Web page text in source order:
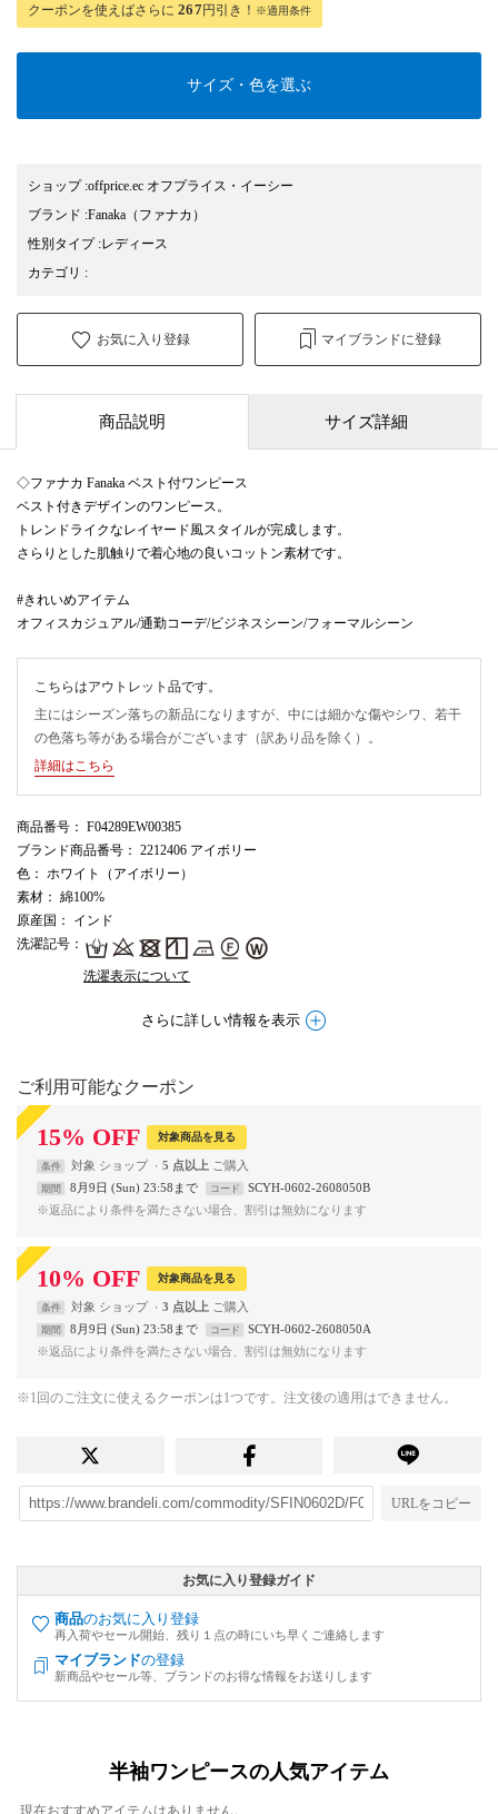
クーポンを使えばさらに 267円引き！ ※適用条件
サイズ・色を選ぶ
ショップ:offprice.ec オフプライス・イーシー
ブランド :Fanaka （ファナカ）
性別タイプ:レディース
カテゴリ :
お気に入り登録 マイブランドに登録
商品説明 サイズ詳細
◇ファナカ Fanaka ベスト付ワンピース
ベスト付きデザインのワンピース。
トレンドライクなレイヤード風スタイルが完成します。
さらりとした肌触りで着心地の良いコットン素材です。
#きれいめアイテム
オフィスカジュアル/通勤コーデ/ビジネスシーン/フォーマルシーン
こちらはアウトレット品です。
主にはシーズン落ちの新品になりますが、中には細かな傷やシワ、若干
の色落ち等がある場合がございます（訳あり品を除く）。
詳細はこちら
商品番号 ： F04289EW00385
ブランド商品番号 ： 2212406 アイボリー
色 ： ホワイト（アイボリー）
素材 ： 綿100%
原産国 ： インド
洗濯記号 ：
洗濯表示について
さらに詳しい情報を表示
ご利用可能なクーポン
15% OFF 対象商品を見る
条件 対象 ショップ 5 点以上
期間 8月9日 (Sun) 23:58まで コード
SCYH-0602-2608050B
※返品により条件を満たさない場合、割引は無効になります
10% OFF 対象商品を見る
条件 対象 ショップ 3 点以上
期間 8月9日 (Sun) 23:58まで コード
SCYH-0602-2608050A
※返品により条件を満たさない場合、割引は無効になります
※1回のご注文に使えるクーポンは1つです。注文後の適用はできません。
URLをコピー
お気に入り登録ガイド
商品のお気に入り登録
再入荷やセール開始、残り１点の時にいち早くご連絡します
マイブランドの登録
新商品やセール等、ブランドのお得な情報をお送りします
半袖ワンピースの人気アイテム
現在おすすめアイテムはありません。